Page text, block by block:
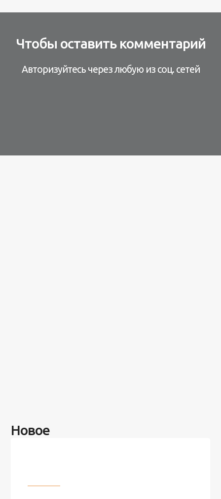
Чтобы оставить комментарий
Авторизуйтесь через любую из соц. сетей
Новое